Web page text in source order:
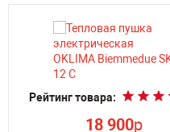
Рейтинг товара:
18 900p